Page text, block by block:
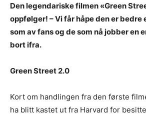
Den legendariske filmen «Green
oppfølger! – Vi får håpe den er bedre
som av fans og de som nå jobber en
bort ifra.
Green Street 2.0
Kort om handlingen fra den første
ha blitt kastet ut fra Harvard for